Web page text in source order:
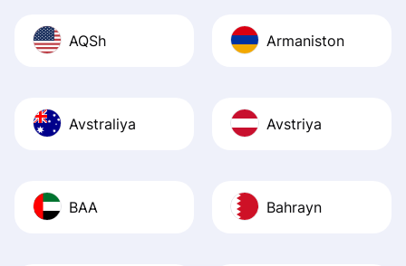
AQSh Armaniston
Avstraliya Avstriya
BAA Bahrayn